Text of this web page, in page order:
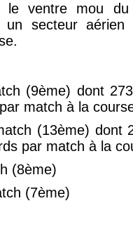
ventre mou du
un secteur
(9ème) dont
match à la
(13ème) dont
par match à la
(8ème)
(7ème)